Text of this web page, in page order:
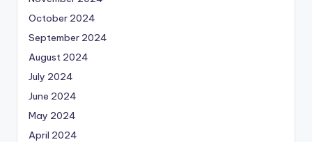
October 2024
September 2024
August 2024
July 2024
June 2024
May 2024
April 2024